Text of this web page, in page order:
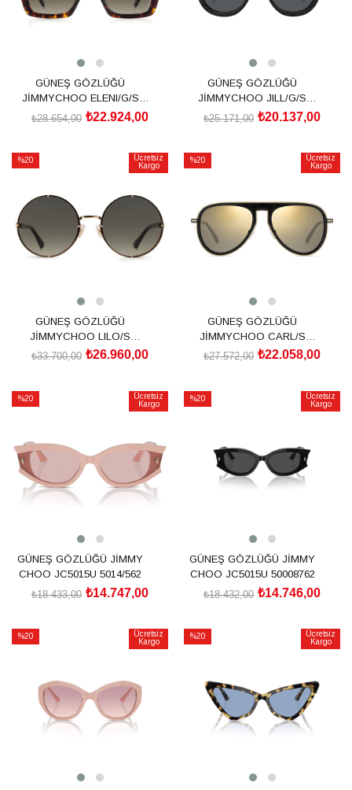
GÜNEŞ GÖZLÜĞÜ
JİMMYCHOO ELENI/G/S
20423208653HA₺22.924,00
₺28.654,00
GÜNEŞ GÖZLÜĞÜ
JİMMYCHOO JILL/G/S
203311DXF54IR₺20.137,00
₺25.171,00
%20
Ücretsiz
Kargo
GÜNEŞ GÖZLÜĞÜ
JİMMYCHOO LILO/S
202736QUM58HA
₺26.960,00
₺33.700,00
%20
Ücretsiz
Kargo
GÜNEŞ GÖZLÜĞÜ
JİMMYCHOO CARL/S
20082680756K1₺22.058,00
₺27.572,00
%20
Ücretsiz
Kargo
GÜNEŞ GÖZLÜĞÜ JİMMY
CHOO JC5015U 5014/562
₺14.747,00
₺18.433,00
%20
Ücretsiz
Kargo
GÜNEŞ GÖZLÜĞÜ JİMMY
CHOO JC5015U 50008762
₺14.746,00
₺18.432,00
%20
Ücretsiz
Kargo
%20
Ücretsiz
Kargo